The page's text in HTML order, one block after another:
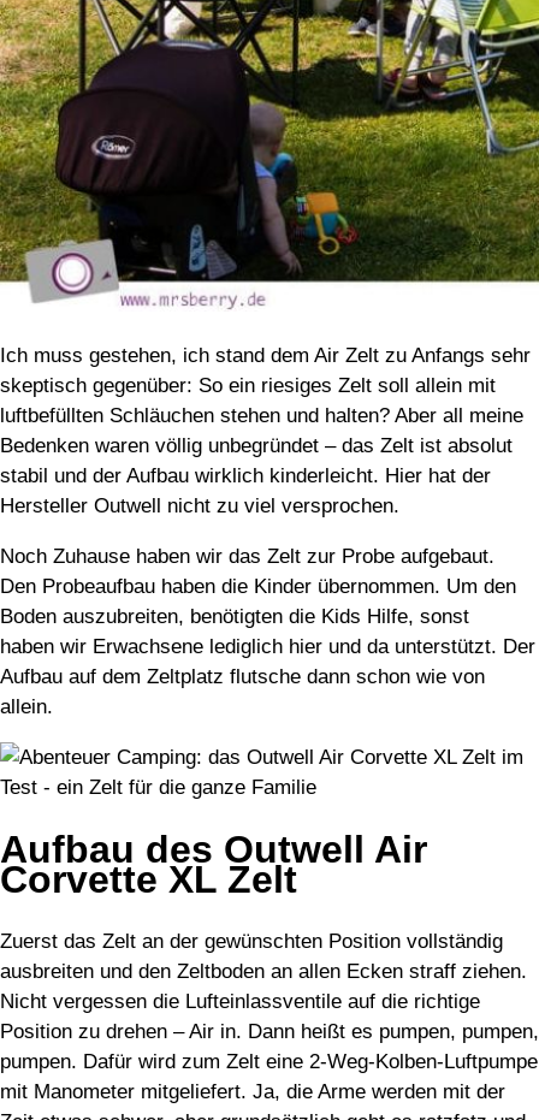
Ich muss gestehen, ich stand dem Air Zelt zu Anfangs sehr
skeptisch gegenüber: So ein riesiges Zelt soll allein mit
luftbefüllten Schläuchen stehen und halten? Aber all meine
Bedenken waren völlig unbegründet – das Zelt ist absolut
stabil und der Aufbau wirklich kinderleicht. Hier hat der
Hersteller Outwell nicht zu viel versprochen.
Noch Zuhause haben wir das Zelt zur Probe aufgebaut.
Den Probeaufbau haben die Kinder übernommen. Um den
Boden auszubreiten, benötigten die Kids Hilfe, sonst
haben wir Erwachsene lediglich hier und da unterstützt. Der
Aufbau auf dem Zeltplatz flutsche dann schon wie von
allein.
Aufbau des Outwell Air
Corvette XL Zelt
Zuerst das Zelt an der gewünschten Position vollständig
ausbreiten und den Zeltboden an allen Ecken straff ziehen.
Nicht vergessen die Lufteinlassventile auf die richtige
Position zu drehen – Air in. Dann heißt es pumpen, pumpen,
pumpen. Dafür wird zum Zelt eine 2-Weg-Kolben-Luftpumpe
mit Manometer mitgeliefert. Ja, die Arme werden mit der